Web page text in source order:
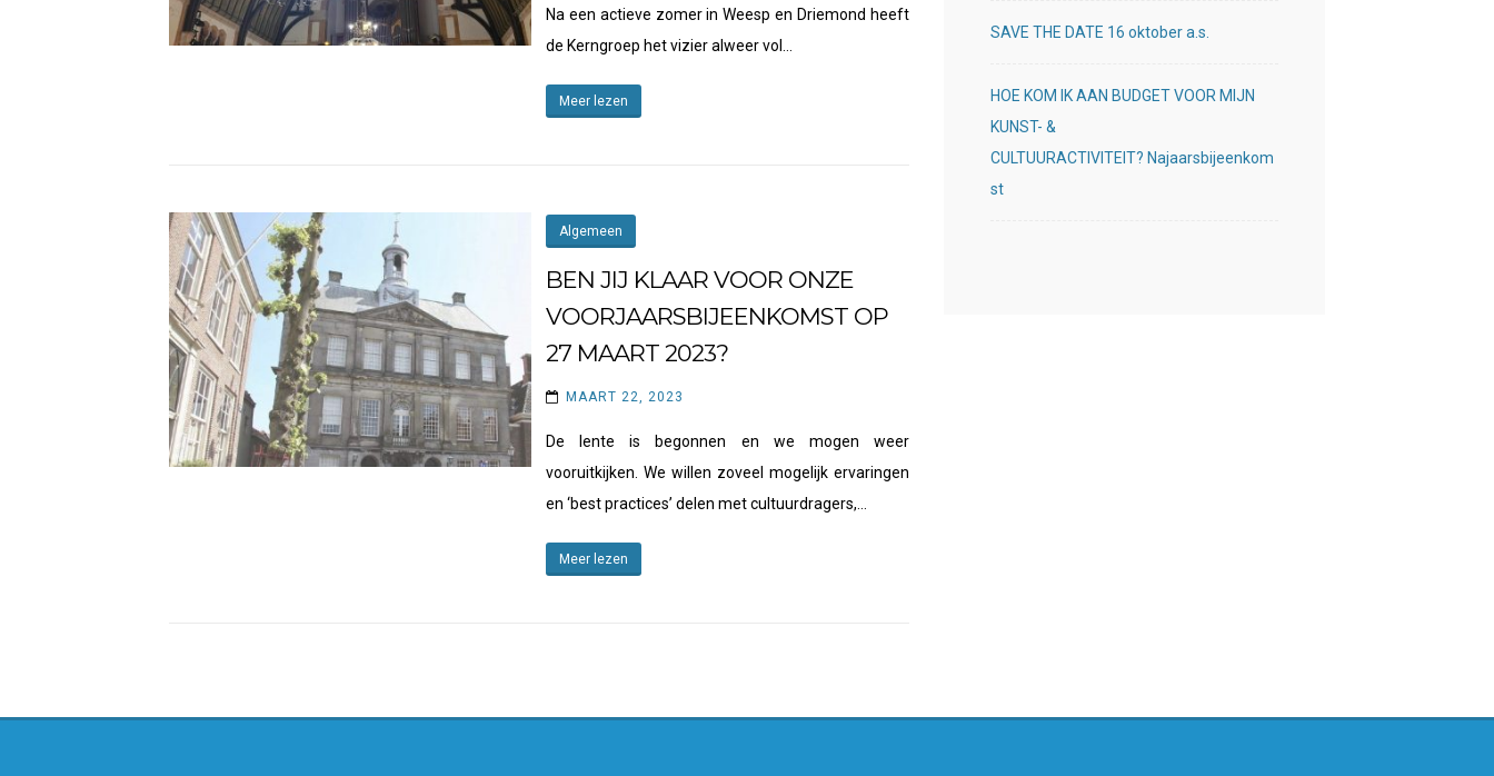
Na een actieve zomer in Weesp en Driemond heeft
de Kerngroep het vizier alweer vol…
Meer lezen
Algemeen
BEN JIJ KLAAR VOOR ONZE
VOORJAARSBIJEENKOMST OP
27 MAART 2023?
MAART 22, 2023
De lente is begonnen en we mogen weer
vooruitkijken. We willen zoveel mogelijk ervaringen
en ‘best practices’ delen met cultuurdragers,…
Meer lezen
SAVE THE DATE 16 oktober a.s.
HOE KOM IK AAN BUDGET VOOR MIJN
KUNST- &
CULTUURACTIVITEIT? Najaarsbijeenkom
st